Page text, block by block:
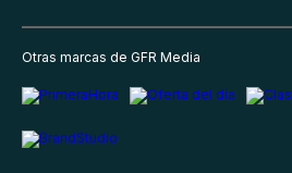
Otras marcas de GFR Media